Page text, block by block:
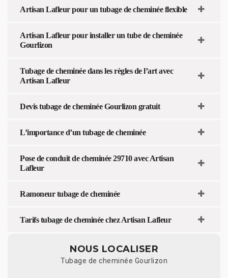
Artisan Lafleur pour un tubage de cheminée flexible
Artisan Lafleur pour installer un tube de cheminée
Gourlizon
Tubage de cheminée dans les règles de l’art avec
Artisan Lafleur
Devis tubage de cheminée Gourlizon gratuit
L’importance d’un tubage de cheminée
Pose de conduit de cheminée 29710 avec Artisan
Lafleur
Ramoneur tubage de cheminée
Tarifs tubage de cheminée chez Artisan Lafleur
NOUS LOCALISER
Tubage de cheminée Gourlizon